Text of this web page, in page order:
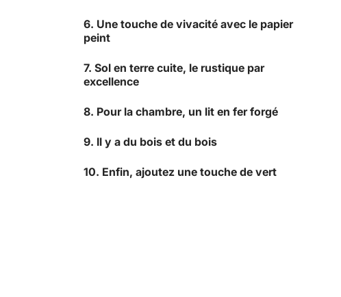
6. Une touche de vivacité avec le papier
peint
7. Sol en terre cuite, le rustique par
excellence
8. Pour la chambre, un lit en fer forgé
9. Il y a du bois et du bois
10. Enfin, ajoutez une touche de vert